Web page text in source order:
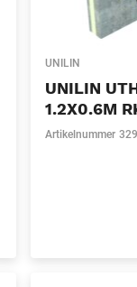
UNILIN
UNILIN
1.2X0.6M
Artikelnummer